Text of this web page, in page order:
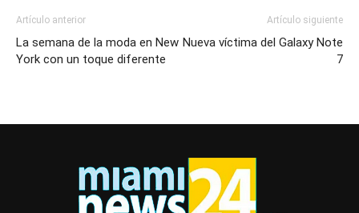
Artículo anterior
La semana de la moda en New
York con un toque diferente
Artículo siguiente
Nueva víctima del Galaxy Note
7